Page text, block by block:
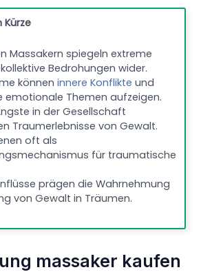
Massakern spiegeln extreme
Bedrohungen wider.
könneninnere Konflikte und
emotionale Themen aufzeigen.
in der Gesellschaft
Traumerlebnisse von Gewalt.
oft als
für traumatische
prägen die Wahrnehmung
von Gewalt in Träumen.
massaker kaufen